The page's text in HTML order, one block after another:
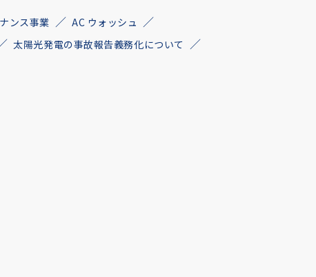
ンス事業
AC ウォッシュ
太陽光発電の事故報告義務化について